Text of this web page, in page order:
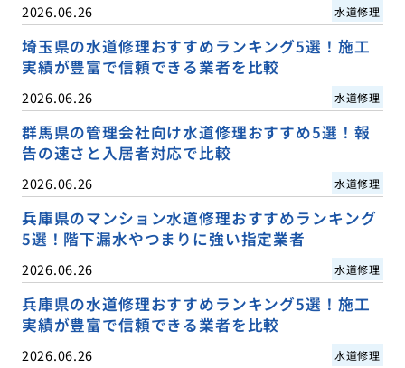
2026.06.26 水道修理
埼玉県の水道修理おすすめランキング5選！施工
実績が豊富で信頼できる業者を比較
2026.06.26 水道修理
群馬県の管理会社向け水道修理おすすめ5選！報
告の速さと入居者対応で比較
2026.06.26 水道修理
兵庫県のマンション水道修理おすすめランキング
5選！階下漏水やつまりに強い指定業者
2026.06.26 水道修理
兵庫県の水道修理おすすめランキング5選！施工
実績が豊富で信頼できる業者を比較
2026.06.26 水道修理